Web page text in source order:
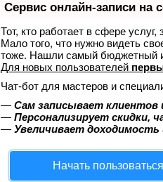
Сервис онлайн-записи на
Тот, кто работает в сфере
Мало того, что нужно видеть
тоже. Нашли самый бюджетный
Для новых пользователей
Чат-бот для мастеров и
— Сам записывает клиентов
— Персонализирует скидки,
— Увеличивает
Начать